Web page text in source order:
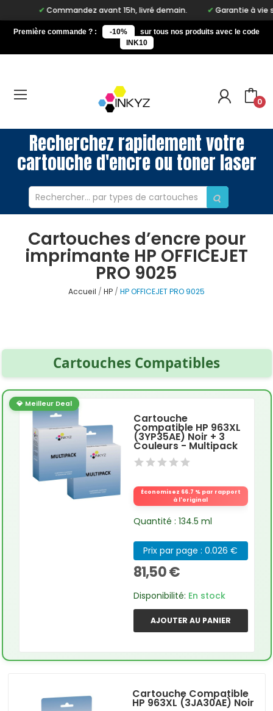
Commandez avant 15h, livré demain. Garantie à vie sur
Première commande ? : -10%
sur tous nos produits avec le code
INK10
0
Recherchez rapidement votre
cartouche d'encre ou toner laser
Cartouches d’encre pour
imprimante HP OFFICEJET
PRO 9025
Accueil HP HP OFFICEJET PRO 9025
Cartouches Compatibles
💎 Meilleur Deal
Cartouche
Compatible HP 963XL
(3YP35AE) Noir + 3
Couleurs - Multipack
Économisez 66.7 % par rapport
à l'original
Quantité : 134.5 ml
Prix par page : 0.026 €
81,50 €
Disponibilité: En stock
AJOUTER AU PANIER
Cartouche Compatible
HP 963XL (3JA30AE) Noir